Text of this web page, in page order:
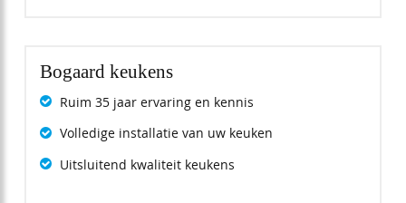
Bogaard keukens
Ruim 35 jaar ervaring en kennis
Volledige installatie van uw keuken
Uitsluitend kwaliteit keukens